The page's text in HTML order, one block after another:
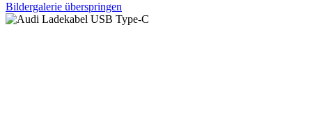
Bildergalerie überspringen